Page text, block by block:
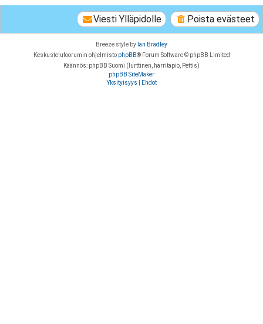
Poista evästeet
Viesti Ylläpidolle
Breeze style by Ian Bradley
Keskustelufoorumin ohjelmisto phpBB® Forum Software © phpBB Limited
Käännös: phpBB Suomi (lurttinen, harritapio, Pettis)
phpBB SiteMaker
Yksityisyys
Ehdot